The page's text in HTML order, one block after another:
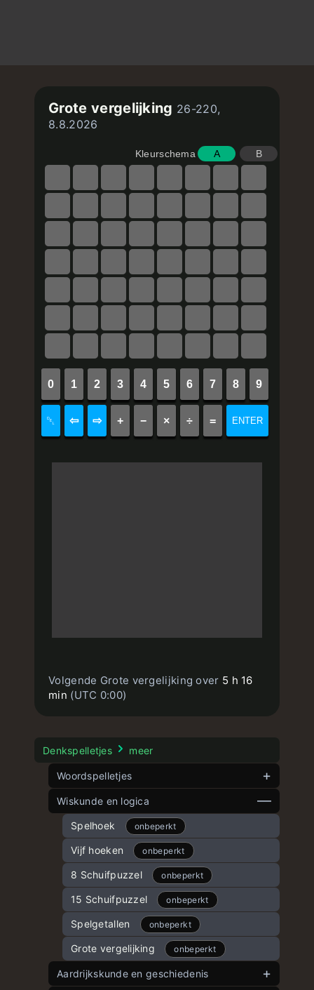
Grote vergelijking 26-220,
8.8.2026
Kleurschema A B
0 1 2 3 4 5 6 7 8 9
␡ ⇦ ⇨ + − × ÷ = ENTER
Volgende Grote vergelijking over 5 h 16
min (UTC 0:00)
Denkspelletjes meer
Woordspelletjes
Dutch wordle
Dubbele woorden onbeperkt
Woordle onbeperkt
Snelle woorden onbeperkt
Wiskunde en logica
Spelhoek onbeperkt
Vijf hoeken onbeperkt
8 Schuifpuzzel onbeperkt
15 Schuifpuzzel onbeperkt
Spelgetallen onbeperkt
Grote vergelijking onbeperkt
Aardrijkskunde en geschiedenis